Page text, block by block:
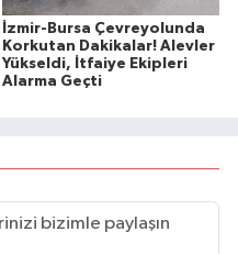
İzmir-Bursa Çevreyolunda
Korkutan Dakikalar! Alevler
Yükseldi, İtfaiye Ekipleri
Alarma Geçti